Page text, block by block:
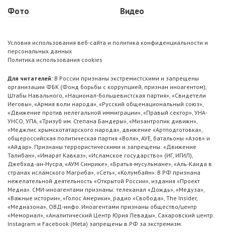
Фото
Видео
Условия использования веб-сайта и политика конфиденциальности и
персональных данных
Политика использования cookies
Для читателей: В России признаны экстремистскими и запрещены
организации ФБК (Фонд борьбы с коррупцией, признан иноагентом),
Штабы Навального, «Национал-большевистская партия», «Свидетели
Иеговы», «Армия воли народа», «Русский общенациональный союз»,
«Движение против нелегальной иммиграции», «Правый сектор», УНА-
УНСО, УПА, «Тризуб им. Степана Бандеры», «Мизантропик дивижн»,
«Меджлис крымскотатарского народа», движение «Артподготовка»,
общероссийская политическая партия «Воля», АУЕ, батальоны «Азов» и
«Айдар». Признаны террористическими и запрещены: «Движение
Талибан», «Имарат Кавказ», «Исламское государство» (ИГ, ИГИЛ),
Джебхад-ан-Нусра, «АУМ Синрике», «Братья-мусульмане», «Аль-Каида в
странах исламского Магриба», «Сеть», «Колумбайн». В РФ признана
нежелательной деятельность «Открытой России», издания «Проект
Медиа». СМИ-иноагентами признаны: телеканал «Дождь», «Медуза»,
«Важные истории», «Голос Америки», радио «Свобода», The Insider,
«Медиазона», ОВД-инфо. Иноагентами признаны общество/центр
«Мемориал», «Аналитический Центр Юрия Левады», Сахаровский центр.
Instagram и Facebook (Metа) запрещены в РФ за экстремизм.